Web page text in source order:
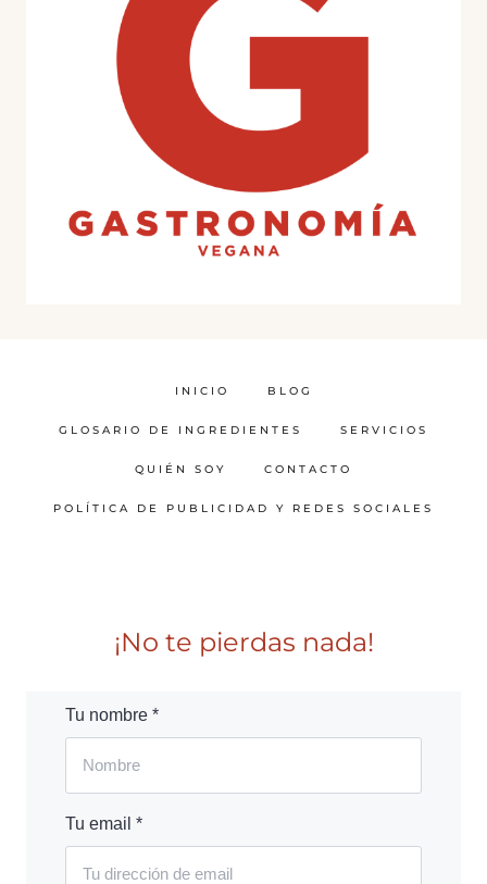
INICIO BLOG
GLOSARIO DE INGREDIENTES SERVICIOS
QUIÉN SOY CONTACTO
POLÍTICA DE PUBLICIDAD Y REDES SOCIALES
¡No te pierdas nada!
Tu nombre *
Tu email *